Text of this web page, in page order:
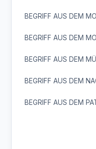
BEGRIFF AUS DEM
BEGRIFF AUS DEM
BEGRIFF AUS DEM
BEGRIFF AUS DEM
BEGRIFF AUS DEM